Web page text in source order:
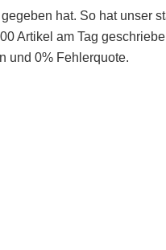
hat. So hat unser
Artikel am Tag
und 0% Fehlerquote.